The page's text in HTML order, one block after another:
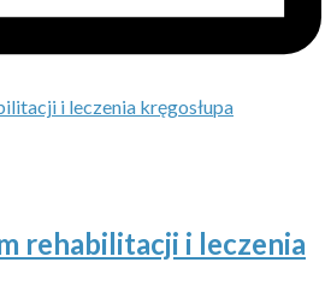
rehabilitacji i leczenia